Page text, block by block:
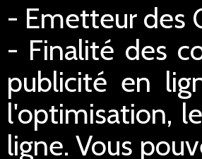
- Emetteur des
- Finalité des
publicité en
l'optimisation,
ligne. Vous